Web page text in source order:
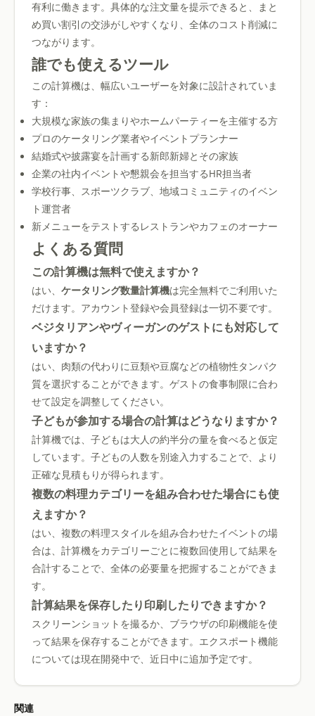
有利に働きます。具体的な注文量を提示できると、まと
め買い割引の交渉がしやすくなり、全体のコスト削減に
つながります。
誰でも使えるツール
この計算機は、幅広いユーザーを対象に設計されていま
す：
大規模な家族の集まりやホームパーティーを主催する方
プロのケータリング業者やイベントプランナー
結婚式や披露宴を計画する新郎新婦とその家族
企業の社内イベントや懇親会を担当するHR担当者
学校行事、スポーツクラブ、地域コミュニティのイベン
ト運営者
新メニューをテストするレストランやカフェのオーナー
よくある質問
この計算機は無料で使えますか？
はい、 ケータリング数量計算機は完全無料でご利用いた
だけます。アカウント登録や会員登録は一切不要です。
ベジタリアンやヴィーガンのゲストにも対応して
いますか？
はい、肉類の代わりに豆類や豆腐などの植物性タンパク
質を選択することができます。ゲストの食事制限に合わ
せて設定を調整してください。
子どもが参加する場合の計算はどうなりますか？
計算機では、子どもは大人の約半分の量を食べると仮定
しています。子どもの人数を別途入力することで、より
正確な見積もりが得られます。
複数の料理カテゴリーを組み合わせた場合にも使
えますか？
はい、複数の料理スタイルを組み合わせたイベントの場
合は、計算機をカテゴリーごとに複数回使用して結果を
合計することで、全体の必要量を把握することができま
す。
計算結果を保存したり印刷したりできますか？
スクリーンショットを撮るか、ブラウザの印刷機能を使
って結果を保存することができます。エクスポート機能
については現在開発中で、近日中に追加予定です。
関連